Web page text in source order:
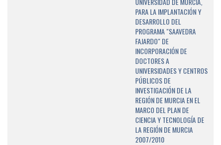
PARA LA IMPLANTACIÓN Y
DESARROLLO DEL
PROGRAMA "SAAVEDRA
FAJARDO" DE
INCORPORACIÓN DE
DOCTORES A
UNIVERSIDADES Y CENTROS
PÚBLICOS DE
INVESTIGACIÓN DE LA
REGIÓN DE MURCIA EN EL
MARCO DEL PLAN DE
CIENCIA Y TECNOLOGÍA DE
LA REGIÓN DE MURCIA
2007/2010